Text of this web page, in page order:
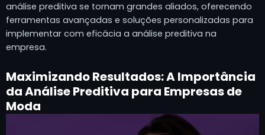
análise preditiva se tornam grandes aliados, oferecendo
ferramentas avançadas e soluções personalizadas para
implementar com eficácia a análise preditiva na
empresa.
Maximizando Resultados: A Importância
da Análise Preditiva para Empresas de
Moda